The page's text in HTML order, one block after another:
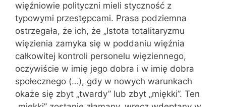
więźniowie polityczni mieli styczność z
typowymi przestępcami. Prasa podziemna
ostrzegała, że ich, że „Istota totalitaryzmu
więzienia zamyka się w poddaniu więźnia
całkowitej kontroli personelu więziennego,
oczywiście w imię jego dobra i w imię dobra
społecznego (…), gdy w nowych warunkach
okaże się zbyt „twardy” lub zbyt „miękki”. Ten